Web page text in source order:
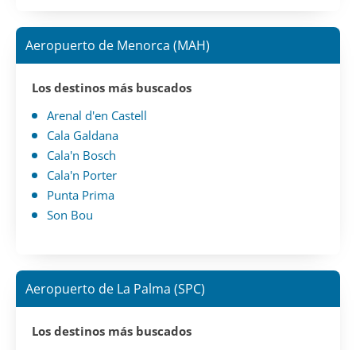
Aeropuerto de Menorca (MAH)
Los destinos más buscados
Arenal d'en Castell
Cala Galdana
Cala'n Bosch
Cala'n Porter
Punta Prima
Son Bou
Aeropuerto de La Palma (SPC)
Los destinos más buscados